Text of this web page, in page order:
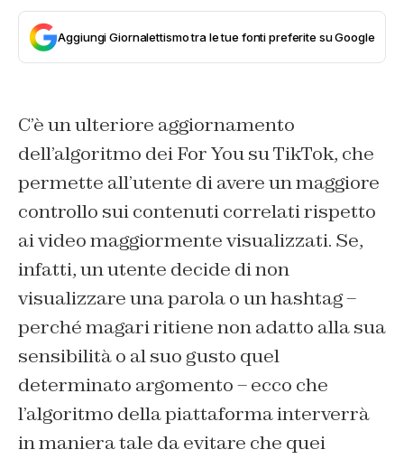
Aggiungi Giornalettismo tra le tue fonti preferite su Google
C’è un ulteriore aggiornamento
dell’algoritmo dei For You su TikTok, che
permette all’utente di avere un maggiore
controllo sui contenuti correlati rispetto
ai video maggiormente visualizzati. Se,
infatti, un utente decide di non
visualizzare una parola o un hashtag –
perché magari ritiene non adatto alla sua
sensibilità o al suo gusto quel
determinato argomento – ecco che
l’algoritmo della piattaforma interverrà
in maniera tale da evitare che quei